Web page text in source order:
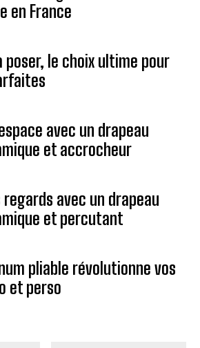
en France
poser, le choix ultime pour
avec un drapeau
et accrocheur
avec un drapeau
et percutant
pliable révolutionne vos
et perso